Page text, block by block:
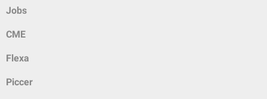
Jobs
CME
Flexa
Piccer